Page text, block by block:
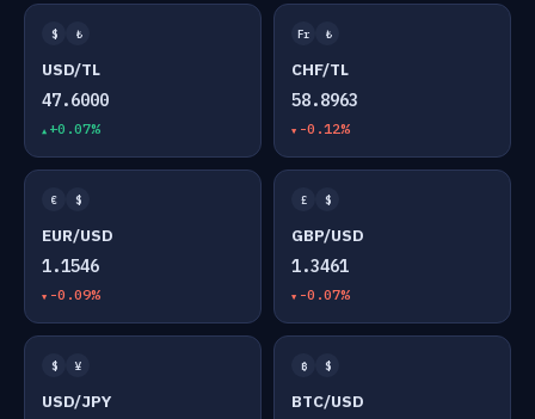
$ ₺
USD/TL
47.6000
+0.07%
Fr ₺
CHF/TL
58.8963
-0.12%
€ $
EUR/USD
1.1546
-0.09%
£ $
GBP/USD
1.3461
-0.07%
$ ¥
USD/JPY
₿ $
BTC/USD